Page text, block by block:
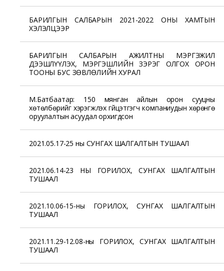
БАРИЛГЫН САЛБАРЫН 2021-2022 ОНЫ ХАМТЫН
ХЭЛЭЛЦЭЭР
БАРИЛГЫН САЛБАРЫН АЖИЛТНЫ МЭРГЭЖИЛ
ДЭЭШЛҮҮЛЭХ, МЭРГЭШЛИЙН ЗЭРЭГ ОЛГОХ ОРОН
ТООНЫ БУС ЗӨВЛӨЛИЙН ХУРАЛ
М.Батбаатар: 150 мянган айлын орон сууцны
хөтөлбөрийг хэрэгжүүлэх гүйцэтгэгч компаниудын хөрөнгө
оруулалтын асуудал орхигдсон
2021.05.17-25 ны СУНГАХ ШАЛГАЛТЫН ТУШААЛ
2021.06.14-23 НЫ ГОРИЛОХ, СУНГАХ ШАЛГАЛТЫН
ТУШААЛ
2021.10.06-15-ны ГОРИЛОХ, СУНГАХ ШАЛГАЛТЫН
ТУШААЛ
2021.11.29-12.08-ны ГОРИЛОХ, СУНГАХ ШАЛГАЛТЫН
ТУШААЛ